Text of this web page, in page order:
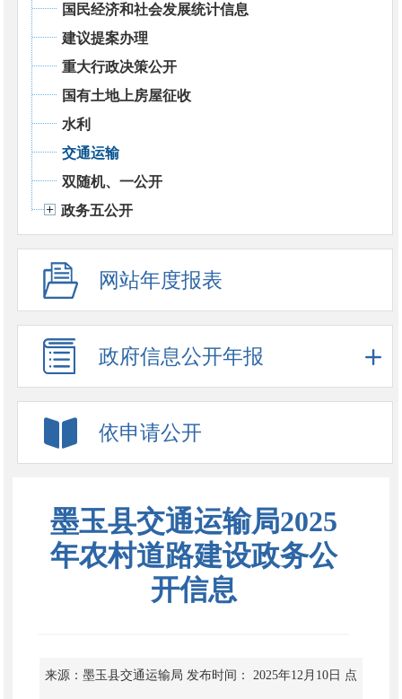
国民经济和社会发展统计信息
建议提案办理
重大行政决策公开
国有土地上房屋征收
水利
交通运输
双随机、一公开
政务五公开
网站年度报表
政府信息公开年报
依申请公开
墨玉县交通运输局2025
年农村道路建设政务公
开信息
来源：墨玉县交通运输局 发布时间： 2025年12月10日 点